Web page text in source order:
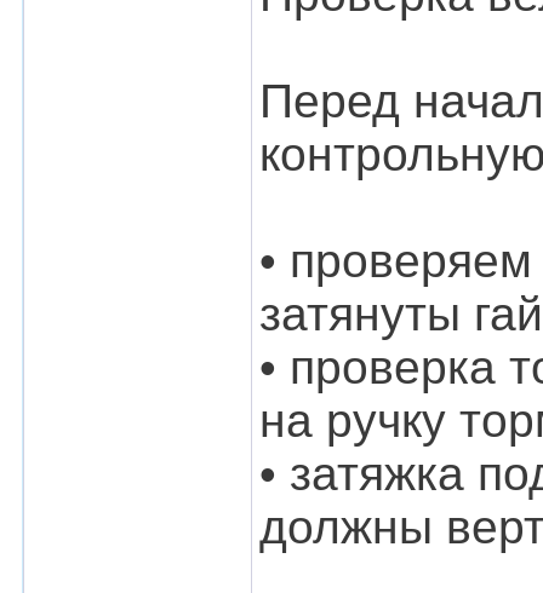
Перед
•
затянуты
• проверка
на ручку
• затяжка
должны